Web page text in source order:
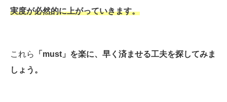
実度が必然的に上がっていきます。
これら
「must」を楽に、早く済ませる工夫を探してみま
しょう。